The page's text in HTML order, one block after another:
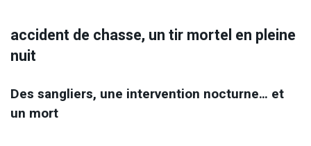
accident de chasse, un tir mortel en pleine
nuit
Des sangliers, une intervention nocturne… et
un mort